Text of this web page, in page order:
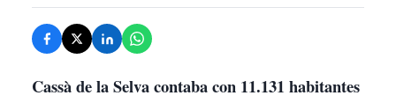
Cassà de la Selvacontaba con 11.131 habitantes